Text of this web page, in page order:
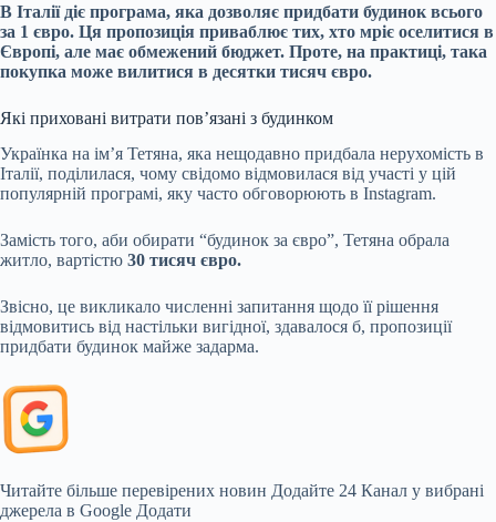
В Італії діє програма, яка дозволяє придбати будинок всього
за 1 євро. Ця пропозиція приваблює тих, хто мріє оселитися в
Європі, але має обмежений бюджет. Проте, на практиці, така
покупка може вилитися в десятки тисяч євро.
Які приховані витрати пов’язані з будинком
Українка на ім’я Тетяна, яка нещодавно придбала нерухомість в
Італії, поділилася, чому свідомо відмовилася від участі у цій
популярній програмі, яку часто обговорюють в Instagram.
Замість того, аби обирати “будинок за євро”, Тетяна обрала
житло, вартістю 30 тисяч євро.
Звісно, це викликало численні запитання щодо її рішення
відмовитись від настільки вигідної, здавалося б, пропозиції
придбати будинок майже задарма.
Читайте більше перевірених новин Додайте 24 Канал у вибрані
джерела в Google Додати